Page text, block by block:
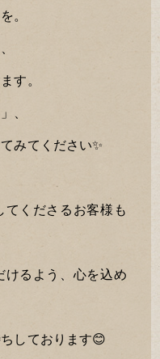
。
す。
、
みてください✨
てくださるお客様も
けるよう、心を込め
しております😊